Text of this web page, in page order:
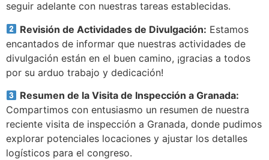
seguir adelante con nuestras tareas establecidas.
Revisión de Actividades de Divulgación: Estamos
encantados de informar que nuestras actividades de
divulgación están en el buen camino, ¡gracias a todos
por su arduo trabajo y dedicación!
Resumen de la Visita de Inspección a Granada:
Compartimos con entusiasmo un resumen de nuestra
reciente visita de inspección a Granada, donde pudimos
explorar potenciales locaciones y ajustar los detalles
logísticos para el congreso.